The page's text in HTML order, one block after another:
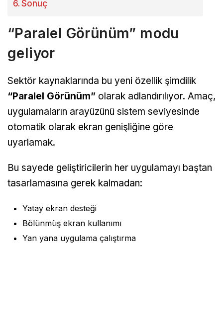
Sonuç
“Paralel Görünüm” modu
geliyor
Sektör kaynaklarında bu yeni özellik şimdilik
“Paralel Görünüm” olarak adlandırılıyor. Amaç,
uygulamaların arayüzünü sistem seviyesinde
otomatik olarak ekran genişliğine göre
uyarlamak.
Bu sayede geliştiricilerin her uygulamayı baştan
tasarlamasına gerek kalmadan:
Yatay ekran desteği
Bölünmüş ekran kullanımı
Yan yana uygulama çalıştırma